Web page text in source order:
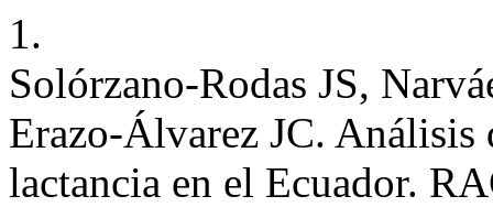
1.
Solórzano-Rodas JS,
Erazo-Álvarez JC.
lactancia en el Ecuador.